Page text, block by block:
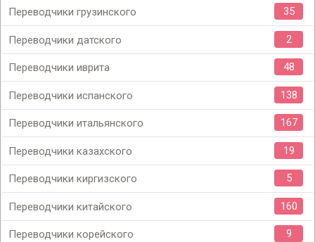
Переводчики грузинского 35
Переводчики датского 2
Переводчики иврита 48
Переводчики испанского 138
Переводчики итальянского 167
Переводчики казахского 19
Переводчики киргизского 5
Переводчики китайского 160
Переводчики корейского 9